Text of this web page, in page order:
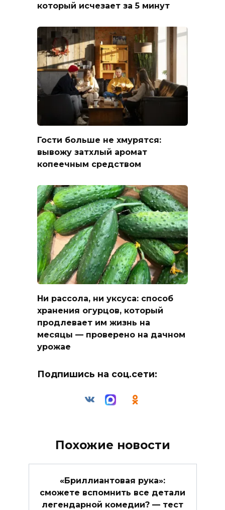
который исчезает за 5 минут
Гости больше не хмурятся:
вывожу затхлый аромат
копеечным средством
Ни рассола, ни уксуса: способ
хранения огурцов, который
продлевает им жизнь на
месяцы — проверено на дачном
урожае
Подпишись на соц.сети:
Похожие новости
«Бриллиантовая рука»:
сможете вспомнить все детали
легендарной комедии? — тест